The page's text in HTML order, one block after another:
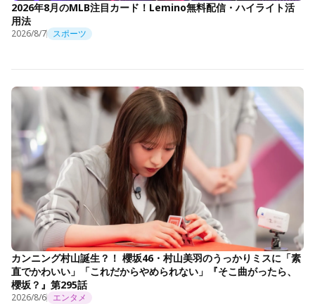
2026年8月のMLB注目カード！Lemino無料配信・ハイライト活
用法
2026/8/7 スポーツ
カンニング村山誕生？！ 櫻坂46・村山美羽のうっかりミスに「素
直でかわいい」「これだからやめられない」『そこ曲がったら、
櫻坂？』第295話
2026/8/6 エンタメ